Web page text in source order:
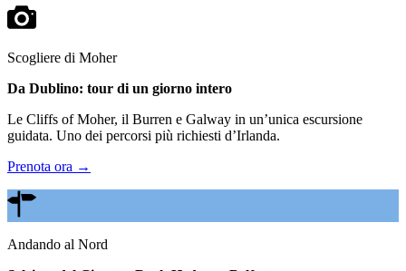
Scogliere di Moher
Da Dublino: tour di un giorno intero
Le Cliffs of Moher, il Burren e Galway in un’unica escursione
guidata. Uno dei percorsi più richiesti d’Irlanda.
Prenota ora →
Andando al Nord